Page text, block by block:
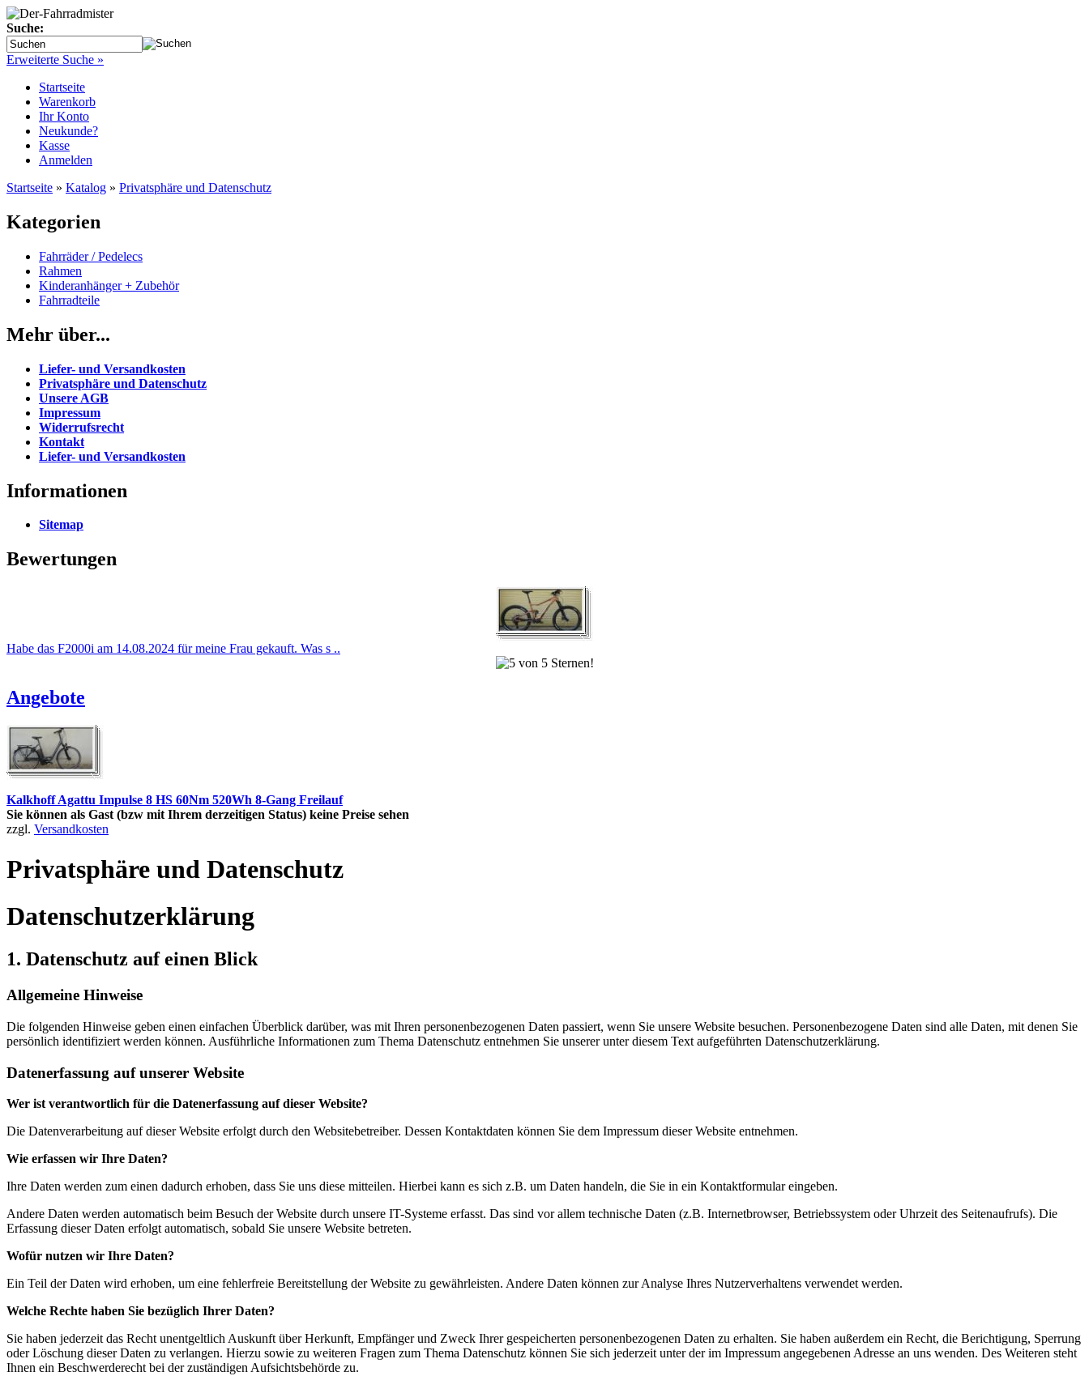
Suche:
Erweiterte Suche »
Startseite
Warenkorb
Ihr Konto
Neukunde?
Kasse
Anmelden
Startseite » Katalog » Privatsphäre und Datenschutz
Kategorien
Fahrräder / Pedelecs
Rahmen
Kinderanhänger + Zubehör
Fahrradteile
Mehr über...
Liefer- und Versandkosten
Privatsphäre und Datenschutz
Unsere AGB
Impressum
Widerrufsrecht
Kontakt
Liefer- und Versandkosten
Informationen
Sitemap
Bewertungen
Habe das F2000i am 14.08.2024 für meine Frau gekauft. Was s ..
Angebote
Kalkhoff Agattu Impulse 8 HS 60Nm 520Wh 8-Gang Freilauf
Sie können als Gast (bzw mit Ihrem derzeitigen Status) keine Preise sehen
zzgl. Versandkosten
Privatsphäre und Datenschutz
Datenschutzerklärung
1. Datenschutz auf einen Blick
Allgemeine Hinweise
Die folgenden Hinweise geben einen einfachen Überblick darüber, was mit Ihren personenbezogenen Daten passiert, wenn Sie unsere Website besuchen. Personenbezogene Daten sind alle Daten, mit denen Sie
persönlich identifiziert werden können. Ausführliche Informationen zum Thema Datenschutz entnehmen Sie unserer unter diesem Text aufgeführten Datenschutzerklärung.
Datenerfassung auf unserer Website
Wer ist verantwortlich für die Datenerfassung auf dieser Website?
Die Datenverarbeitung auf dieser Website erfolgt durch den Websitebetreiber. Dessen Kontaktdaten können Sie dem Impressum dieser Website entnehmen.
Wie erfassen wir Ihre Daten?
Ihre Daten werden zum einen dadurch erhoben, dass Sie uns diese mitteilen. Hierbei kann es sich z.B. um Daten handeln, die Sie in ein Kontaktformular eingeben.
Andere Daten werden automatisch beim Besuch der Website durch unsere IT-Systeme erfasst. Das sind vor allem technische Daten (z.B. Internetbrowser, Betriebssystem oder Uhrzeit des Seitenaufrufs). Die
Erfassung dieser Daten erfolgt automatisch, sobald Sie unsere Website betreten.
Wofür nutzen wir Ihre Daten?
Ein Teil der Daten wird erhoben, um eine fehlerfreie Bereitstellung der Website zu gewährleisten. Andere Daten können zur Analyse Ihres Nutzerverhaltens verwendet werden.
Welche Rechte haben Sie bezüglich Ihrer Daten?
Sie haben jederzeit das Recht unentgeltlich Auskunft über Herkunft, Empfänger und Zweck Ihrer gespeicherten personenbezogenen Daten zu erhalten. Sie haben außerdem ein Recht, die Berichtigung, Sperrung
oder Löschung dieser Daten zu verlangen. Hierzu sowie zu weiteren Fragen zum Thema Datenschutz können Sie sich jederzeit unter der im Impressum angegebenen Adresse an uns wenden. Des Weiteren steht
Ihnen ein Beschwerderecht bei der zuständigen Aufsichtsbehörde zu.